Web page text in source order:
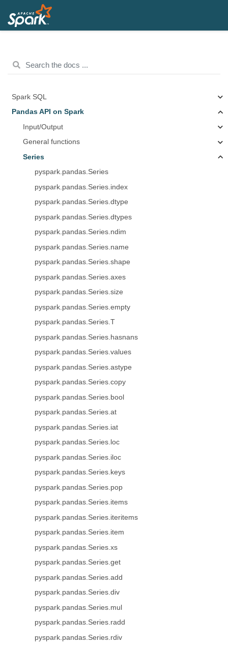
Spark SQL
Pandas API on Spark
Input/Output
General functions
Series
pyspark.pandas.Series
pyspark.pandas.Series.index
pyspark.pandas.Series.dtype
pyspark.pandas.Series.dtypes
pyspark.pandas.Series.ndim
pyspark.pandas.Series.name
pyspark.pandas.Series.shape
pyspark.pandas.Series.axes
pyspark.pandas.Series.size
pyspark.pandas.Series.empty
pyspark.pandas.Series.T
pyspark.pandas.Series.hasnans
pyspark.pandas.Series.values
pyspark.pandas.Series.astype
pyspark.pandas.Series.copy
pyspark.pandas.Series.bool
pyspark.pandas.Series.at
pyspark.pandas.Series.iat
pyspark.pandas.Series.loc
pyspark.pandas.Series.iloc
pyspark.pandas.Series.keys
pyspark.pandas.Series.pop
pyspark.pandas.Series.items
pyspark.pandas.Series.iteritems
pyspark.pandas.Series.item
pyspark.pandas.Series.xs
pyspark.pandas.Series.get
pyspark.pandas.Series.add
pyspark.pandas.Series.div
pyspark.pandas.Series.mul
pyspark.pandas.Series.radd
pyspark.pandas.Series.rdiv